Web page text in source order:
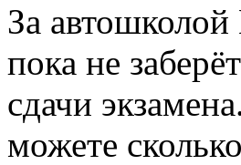
За
пока не
сдачи
можете